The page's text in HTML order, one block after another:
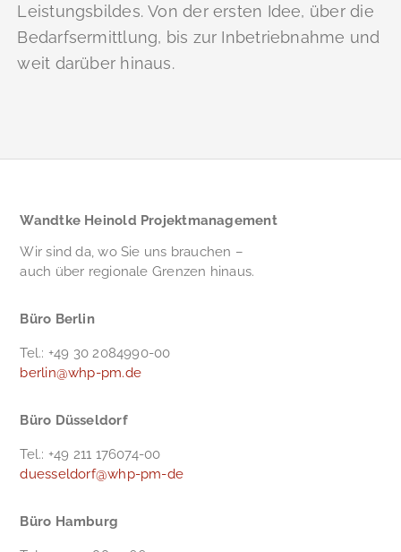
Leistungsbildes. Von der ersten Idee, über die
Bedarfs­ermittlung, bis zur Inbetrieb­nahme und
weit darüber hinaus.
Wandtke Heinold Projektmanagement
Wir sind da, wo Sie uns brauchen –
auch über regionale Grenzen hinaus.
Büro Berlin
Tel.: +49 30 2084990-00
berlin@whp-pm.de
Büro Düsseldorf
Tel.: +49 211 176074-00
duesseldorf@whp-pm-de
Büro Hamburg